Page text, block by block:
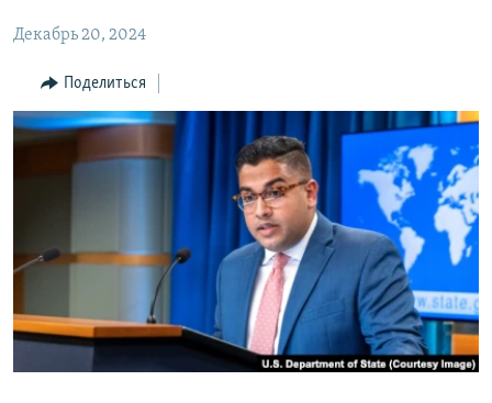
НАГОРНЫЙ КАРАБАХ
КУЛЬТУРА
СПОРТ
АРХИВ
English
Все сайты Радио Азатутюн
Декабрь 20, 2024
Поделиться